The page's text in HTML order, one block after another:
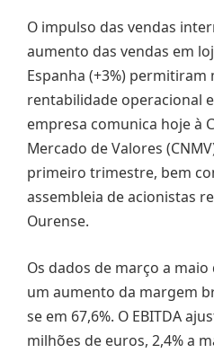
O impulso das vendas
aumento das vendas em
Espanha (+3%) permitiram
rentabilidade operacional
empresa comunica hoje à
Mercado de Valores
primeiro trimestre, bem
assembleia de acionistas
Ourense.
Os dados de março a
um aumento da margem
se em 67,6%. O EBITDA
milhões de euros, 2,4% a